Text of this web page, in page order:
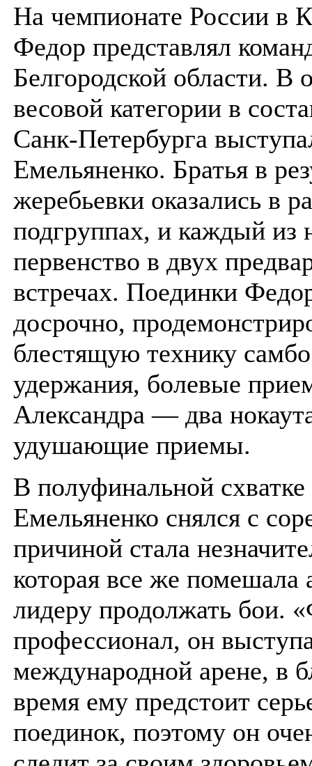
На чемпионате России в
Федор представлял
Белгородской области. В
весовой категории в
Санк-Петербурга
Емельяненко. Братья в
жеребьевки оказались в
подгруппах, и каждый из
первенство в двух
встречах. Поединки
досрочно,
блестящую технику
удержания, болевые
Александра — два
удушающие приемы.
В полуфинальной
Емельяненко снялся с
причиной стала
которая все же помешала
лидеру продолжать бои.
профессионал, он
международной арене, в
время ему предстоит
поединок, поэтому он